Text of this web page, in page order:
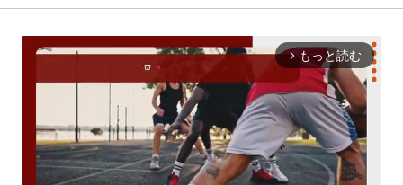
arrow_forward_ios もっと読む